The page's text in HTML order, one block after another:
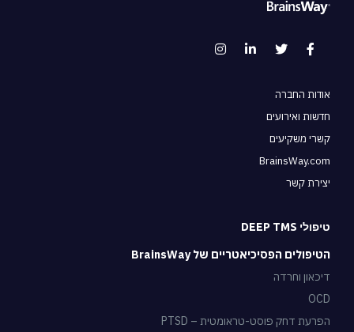
אודות החברה
חדשות ואירועים
קשרי משקיעים
BrainsWay.com
יצירת קשר
טיפולי DEEP TMS
הטיפולים הפסיכיאטריים של BrainsWay
דיכאון וחרדה
OCD
הפרעת דחק פוסט-טראומטית – PTSD